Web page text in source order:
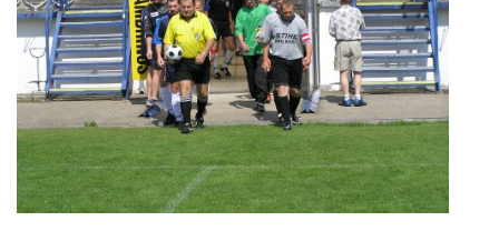
FKD B
STARŠÍ DOROST
STARŠÍ ŽÁCI
MLADŠÍ ŽÁCI